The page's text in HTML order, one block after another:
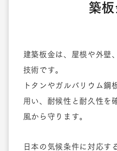
築
建築板金は、屋根や外壁
技術です。
トタンやガルバリウム鋼
用い、耐候性と耐久性を
風から守ります。
日本の気候条件に対応す